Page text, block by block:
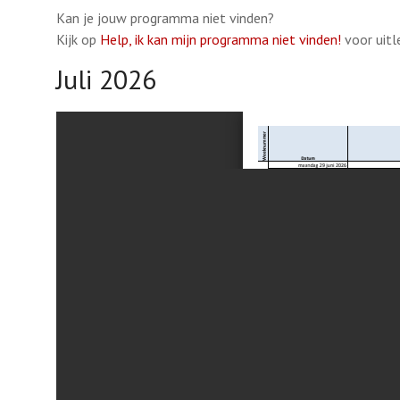
Kan je jouw programma niet vinden?
Kijk op Help, ik kan mijn programma niet vinden! voor
Juli 2026